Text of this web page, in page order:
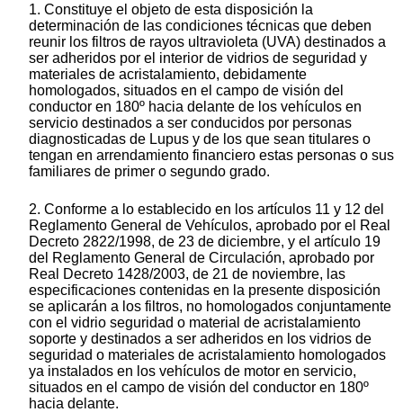
1. Constituye el objeto de esta disposición la
determinación de las condiciones técnicas que deben
reunir los filtros de rayos ultravioleta (UVA) destinados a
ser adheridos por el interior de vidrios de seguridad y
materiales de acristalamiento, debidamente
homologados, situados en el campo de visión del
conductor en 180º hacia delante de los vehículos en
servicio destinados a ser conducidos por personas
diagnosticadas de Lupus y de los que sean titulares o
tengan en arrendamiento financiero estas personas o sus
familiares de primer o segundo grado.
2. Conforme a lo establecido en los artículos 11 y 12 del
Reglamento General de Vehículos, aprobado por el Real
Decreto 2822/1998, de 23 de diciembre, y el artículo 19
del Reglamento General de Circulación, aprobado por
Real Decreto 1428/2003, de 21 de noviembre, las
especificaciones contenidas en la presente disposición
se aplicarán a los filtros, no homologados conjuntamente
con el vidrio seguridad o material de acristalamiento
soporte y destinados a ser adheridos en los vidrios de
seguridad o materiales de acristalamiento homologados
ya instalados en los vehículos de motor en servicio,
situados en el campo de visión del conductor en 180º
hacia delante.